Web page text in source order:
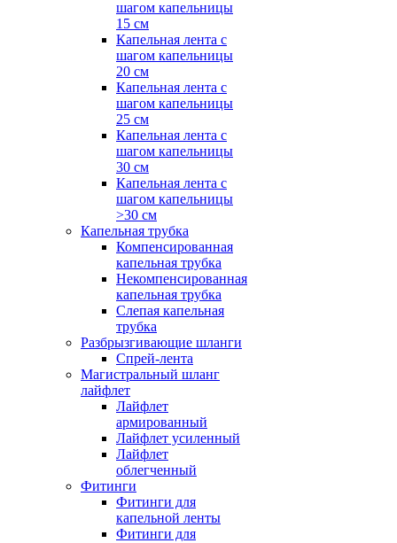
шагом капельницы
15 см
Капельная лента с
шагом капельницы
20 см
Капельная лента с
шагом капельницы
25 см
Капельная лента с
шагом капельницы
30 см
Капельная лента с
шагом капельницы
>30 см
Капельная трубка
Компенсированная
капельная трубка
Некомпенсированная
капельная трубка
Слепая капельная
трубка
Разбрызгивающие шланги
Спрей-лента
Магистральный шланг
лайфлет
Лайфлет
армированный
Лайфлет усиленный
Лайфлет
облегченный
Фитинги
Фитинги для
капельной ленты
Фитинги для